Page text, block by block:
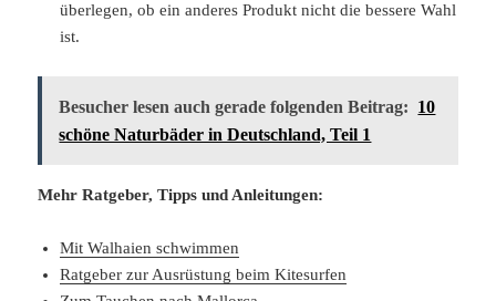
überlegen, ob ein anderes Produkt nicht die bessere Wahl
ist.
Besucher lesen auch gerade folgenden Beitrag: 10
schöne Naturbäder in Deutschland, Teil 1
Mehr Ratgeber, Tipps und Anleitungen:
Mit Walhaien schwimmen
Ratgeber zur Ausrüstung beim Kitesurfen